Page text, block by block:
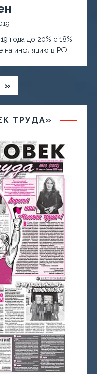
года до 20% с 18%
на инфляцию в РФ
»
ТРУДА»